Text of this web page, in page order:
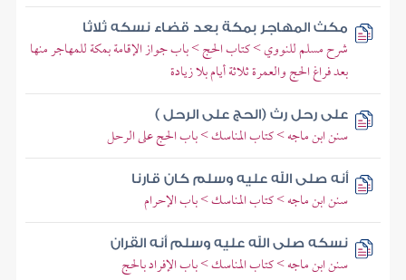
مكث المهاجر بمكة بعد قضاء نسكه ثلاثا
شرح مسلم للنووي > كتاب الحج > باب جواز الإقامة بمكة للمهاجر منها
بعد فراغ الحج والعمرة ثلاثة أيام بلا زيادة
على رحل رث (الحج على الرحل )
سنن ابن ماجه > كتاب المناسك > باب الحج على الرحل
أنه صلى الله عليه وسلم كان قارنا
سنن ابن ماجه > كتاب المناسك > باب الإحرام
نسكه صلى الله عليه وسلم أنه القران
سنن ابن ماجه > كتاب المناسك > باب الإفراد بالحج